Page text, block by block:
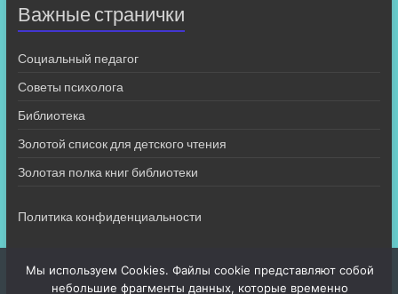
Важные странички
Социальный педагог
Советы психолога
Библиотека
Золотой список для детского чтения
Золотая полка книг библиотеки
Политика конфиденциальности
Мы используем Cookies. Файлы cookie представляют собой
небольшие фрагменты данных, которые временно